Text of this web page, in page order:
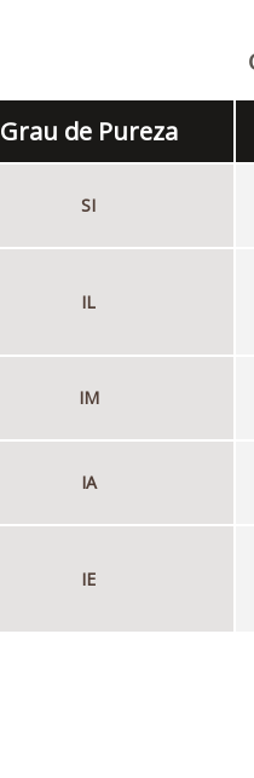
Grau de Pureza
SI
IL
IM
IA
IE